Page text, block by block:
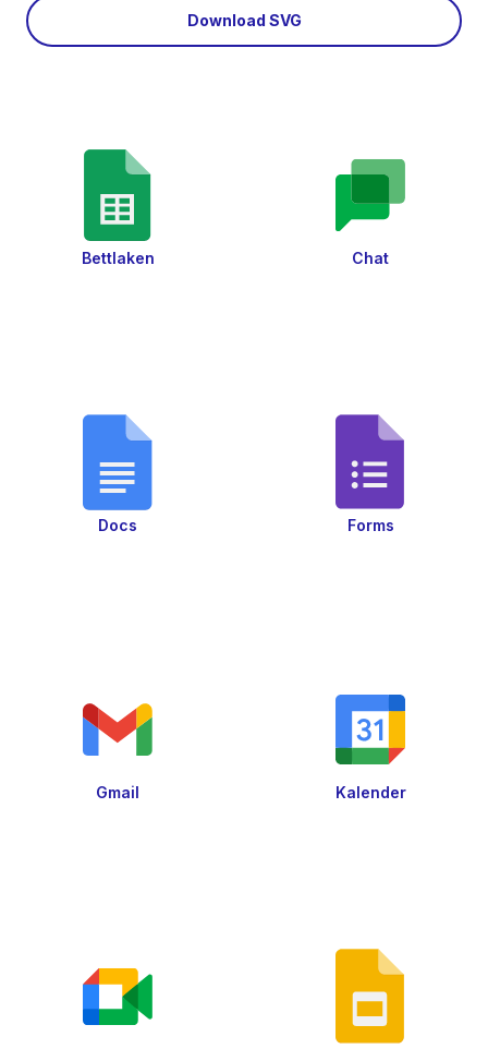
Download SVG
Bettlaken Chat
Docs Forms
Gmail Kalender